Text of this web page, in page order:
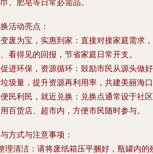
、肥皂等日常必需品。
活动亮点：
变废为宝，实惠到家 ：直接对接家庭需求
看得见的回报，节省家庭日常开支。
促进环保，资源循环 ：鼓励市民从源头做
圾量，提升资源再利用率，共建美丽海口
便民利民，就近兑换 ：兑换点通常设于社
百货店、超市内，方便市民随时参与。
方式与注意事项：
理清洁 ：请将废纸箱压平捆好，瓶罐内